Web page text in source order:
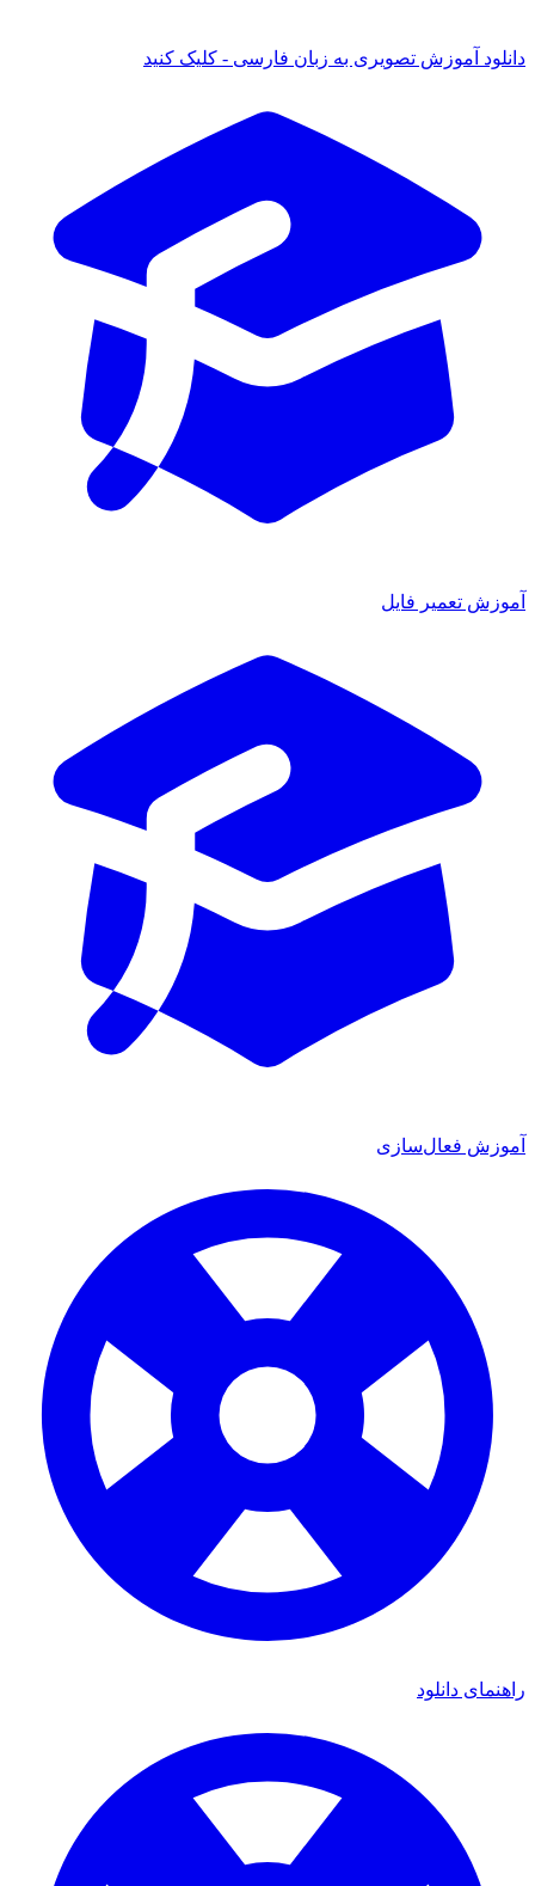
دانلود آموزش تصویری به زبان فارسی - کلیک کنید
آموزش تعمیر فایل
آموزش فعال‌سازی
راهنمای دانلود